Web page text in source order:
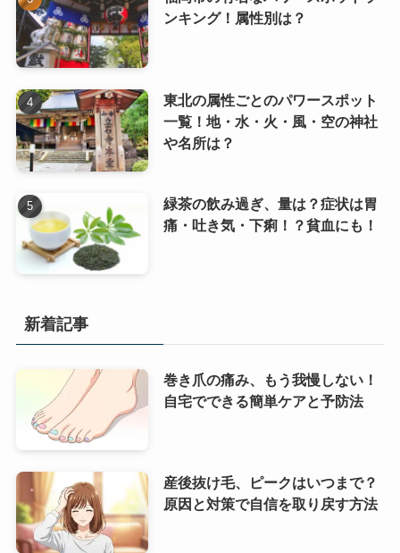
ンキング！属性別は？
東北の属性ごとのパワースポット
一覧！地・水・火・風・空の神社
や名所は？
緑茶の飲み過ぎ、量は？症状は胃
痛・吐き気・下痢！？貧血にも！
新着記事
巻き爪の痛み、もう我慢しない！
自宅でできる簡単ケアと予防法
産後抜け毛、ピークはいつまで？
原因と対策で自信を取り戻す方法